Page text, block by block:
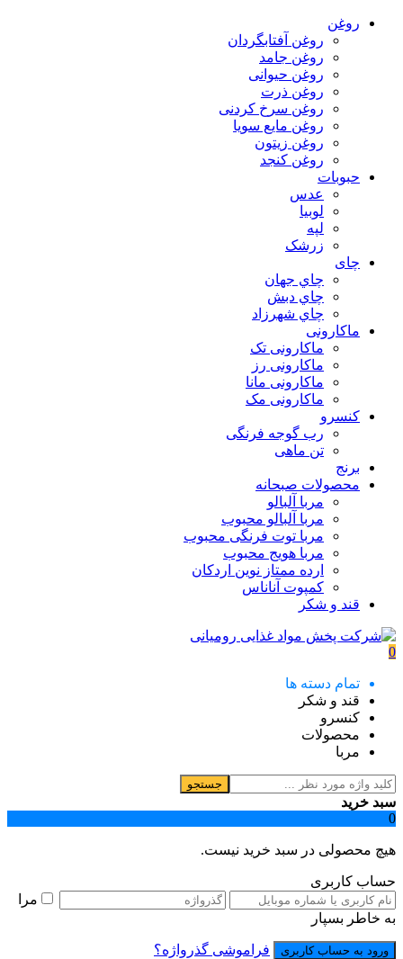
روغن
روغن آفتابگردان
روغن جامد
روغن حیوانی
روغن ذرت
روغن سرخ کردنی
روغن مایع سویا
روغن زیتون
روغن کنجد
حبوبات
عدس
لوبیا
لپه
زرشک
چای
چاي جهان
چاي دبش
چاي شهرزاد
ماکارونی
ماکارونی تک
ماکارونی رز
ماکارونی مانا
ماکارونی مک
کنسرو
رب گوجه فرنگی
تن ماهی
برنج
محصولات صبحانه
مربا آلبالو
مربا آلبالو محبوب
مربا توت فرنگی محبوب
مربا هویج محبوب
ارده ممتاز نوین اردکان
کمپوت آناناس
قند و شکر
0
تمام دسته ها
قند و شکر
کنسرو
محصولات
مربا
جستجو
سبد خرید
0
هیچ محصولی در سبد خرید نیست.
حساب کاربری
مرا
به خاطر بسپار
فراموشی گذرواژه؟